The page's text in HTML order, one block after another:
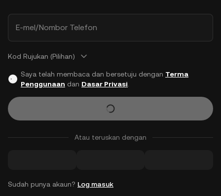
E-mel/Nombor Telefon
Kod Rujukan (Pilihan)
Saya telah membaca dan bersetuju dengan Terma
Penggunaan dan Dasar Privasi
Atau teruskan dengan
Sudah punya akaun? Log masuk